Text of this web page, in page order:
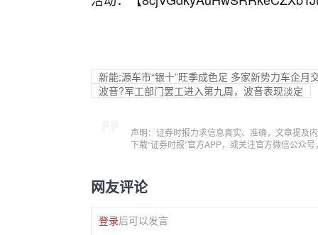
新能;源车市“银十”旺季成色足 多家新势力车企月
波音?军工部门罢工进入第九周，波音表现淡定
声明：证券时报力求信息真实、准确，文章提及
下载“证券时报”官方APP，或关注官方微信公众
网友评论
登录后可以发言